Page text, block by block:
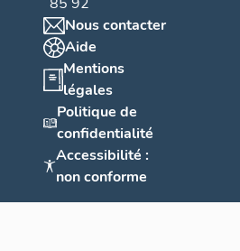
85 92
Nous contacter
Aide
Mentions
légales
Politique de
confidentialité
Accessibilité :
non conforme